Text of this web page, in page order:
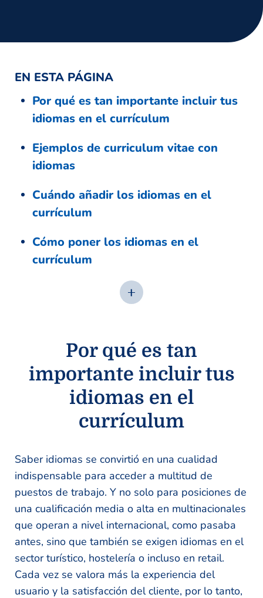
EN ESTA PÁGINA
Por qué es tan importante incluir tus
idiomas en el currículum
Ejemplos de curriculum vitae con
idiomas
Cuándo añadir los idiomas en el
currículum
Cómo poner los idiomas en el
currículum
Por qué es tan
importante incluir tus
idiomas en el
currículum
Saber idiomas se convirtió en una cualidad
indispensable para acceder a multitud de
puestos de trabajo. Y no solo para posiciones de
una cualificación media o alta en multinacionales
que operan a nivel internacional, como pasaba
antes, sino que también se exigen idiomas en el
sector turístico, hostelería o incluso en retail.
Cada vez se valora más la experiencia del
usuario y la satisfacción del cliente, por lo tanto,